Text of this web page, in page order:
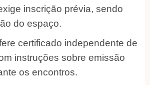
inscrição prévia, sendo
do espaço.
certificado independente de
instruções sobre emissão
os encontros.